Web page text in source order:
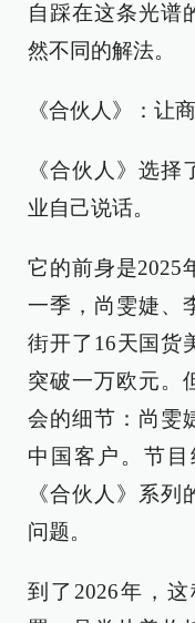
自踩在这条光谱
然不同的解法。
《合伙人》：让
《合伙人》选
业自己说话。
它的前身是2025
一季，尚雯婕、
街开了16天国货
突破一万欧元。
会的细节：尚雯
中国客户。节
《合伙人》系
问题。
到了2026年，